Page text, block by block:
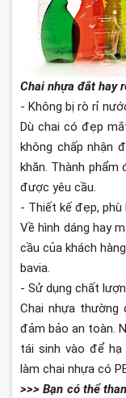
Chai nhựa đắt hay
- Không bị rò rỉ
Dù chai có đẹp
không chấp nhận
khăn. Thành
được yêu cầu.
- Thiết kế đẹp, phù
Về hình dáng hay
cầu của khách
bavia.
- Sử dụng chất
Chai nhựa
đảm bảo an toàn.
tái sinh vào để
làm chai nhựa có
>>> Bạn có thể